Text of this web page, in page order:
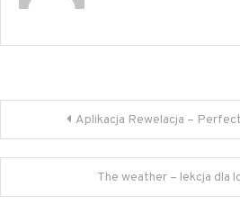
Nawigacja
wpisu
Aplikacja Rewelacja –
The weather – lekcja dla